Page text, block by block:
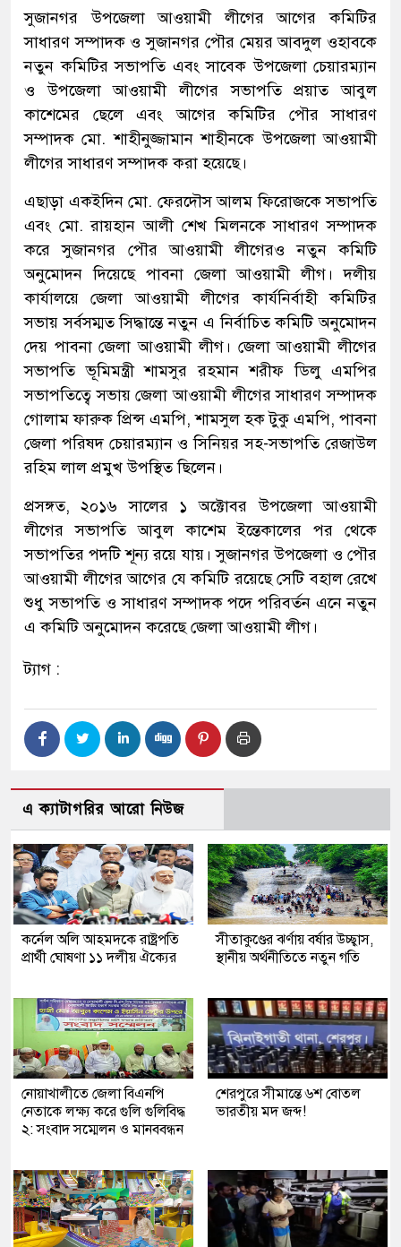
সুজানগর উপজেলা আওয়ামী লীগের আগের কমিটির
সাধারণ সম্পাদক ও সুজানগর পৌর মেয়র আবদুল ওহাবকে
নতুন কমিটির সভাপতি এবং সাবেক উপজেলা চেয়ারম্যান
ও উপজেলা আওয়ামী লীগের সভাপতি প্রয়াত আবুল
কাশেমের ছেলে এবং আগের কমিটির পৌর সাধারণ
সম্পাদক মো. শাহীনুজ্জামান শাহীনকে উপজেলা আওয়ামী
লীগের সাধারণ সম্পাদক করা হয়েছে।
এছাড়া একইদিন মো. ফেরদৌস আলম ফিরোজকে সভাপতি
এবং মো. রায়হান আলী শেখ মিলনকে সাধারণ সম্পাদক
করে সুজানগর পৌর আওয়ামী লীগেরও নতুন কমিটি
অনুমোদন দিয়েছে পাবনা জেলা আওয়ামী লীগ। দলীয়
কার্যালয়ে জেলা আওয়ামী লীগের কার্যনির্বাহী কমিটির
সভায় সর্বসম্মত সিদ্ধান্তে নতুন এ নির্বাচিত কমিটি অনুমোদন
দেয় পাবনা জেলা আওয়ামী লীগ। জেলা আওয়ামী লীগের
সভাপতি ভূমিমন্ত্রী শামসুর রহমান শরীফ ডিলু এমপির
সভাপতিত্বে সভায় জেলা আওয়ামী লীগের সাধারণ সম্পাদক
গোলাম ফারুক প্রিন্স এমপি, শামসুল হক টুকু এমপি, পাবনা
জেলা পরিষদ চেয়ারম্যান ও সিনিয়র সহ-সভাপতি রেজাউল
রহিম লাল প্রমুখ উপস্থিত ছিলেন।
প্রসঙ্গত, ২০১৬ সালের ১ অক্টোবর উপজেলা আওয়ামী
লীগের সভাপতি আবুল কাশেম ইন্তেকালের পর থেকে
সভাপতির পদটি শূন্য রয়ে যায়। সুজানগর উপজেলা ও পৌর
আওয়ামী লীগের আগের যে কমিটি রয়েছে সেটি বহাল রেখে
শুধু সভাপতি ও সাধারণ সম্পাদক পদে পরিবর্তন এনে নতুন
এ কমিটি অনুমোদন করেছে জেলা আওয়ামী লীগ।
ট্যাগ :
এ ক্যাটাগরির আরো নিউজ
কর্নেল অলি আহমদকে রাষ্ট্রপতি
প্রার্থী ঘোষণা ১১ দলীয় ঐক্যের
সীতাকুণ্ডের ঝর্ণায় বর্ষার উচ্ছ্বাস,
স্থানীয় অর্থনীতিতে নতুন গতি
নোয়াখালীতে জেলা বিএনপি
নেতাকে লক্ষ্য করে গুলি গুলিবিদ্ধ
২: সংবাদ সম্মেলন ও মানববন্ধন
শেরপুরে সীমান্তে ৬শ বোতল
ভারতীয় মদ জব্দ!